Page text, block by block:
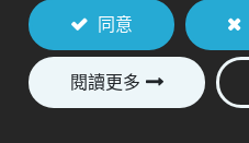
同意
閱讀更多